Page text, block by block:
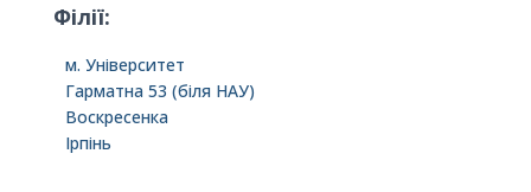
Філії:
м. Університет
Гарматна 53 (біля НАУ)
Воскресенка
Ірпінь